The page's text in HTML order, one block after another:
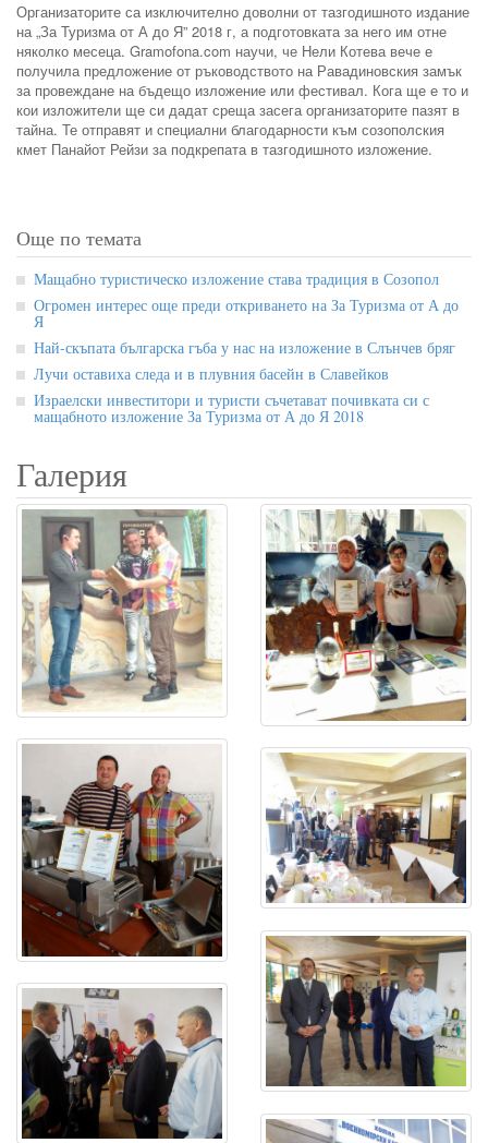
Организаторите са изключително доволни от тазгодишното издание
на „За Туризма от А до Я” 2018 г, а подготовката за него им отне
няколко месеца. Gramofona.com научи, че Нели Котева вече е
получила предложение от ръководството на Равадиновския замък
за провеждане на бъдещо изложение или фестивал. Кога ще е то и
кои изложители ще си дадат среща засега организаторите пазят в
тайна. Те отправят и специални благодарности към созополския
кмет Панайот Рейзи за подкрепата в тазгодишното изложение.
Още по темата
Мащабно туристическо изложение става традиция в Созопол
Огромен интерес още преди откриването на За Туризма от А до
Я
Най-скъпата българска гъба у нас на изложение в Слънчев бряг
Лучи оставиха следа и в плувния басейн в Славейков
Израелски инвеститори и туристи съчетават почивката си с
мащабното изложение За Туризма от А до Я 2018
Галерия